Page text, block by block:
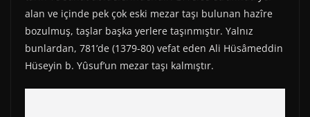
alan ve içinde pek çok eski mezar taşı bulunan hazîre
bozulmuş, taşlar başka yerlere taşınmıştır. Yalnız
bunlardan, 781’de (1379-80) vefat eden Ali Hüsâmeddin
Hüseyin b. Yûsuf’un mezar taşı kalmıştır.